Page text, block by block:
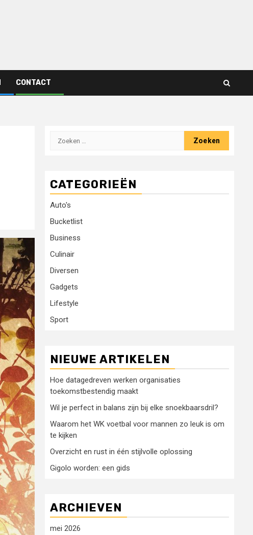
CONTACT
Zoeken
CATEGORIEËN
Auto's
Bucketlist
Business
Culinair
Diversen
Gadgets
Lifestyle
Sport
NIEUWE ARTIKELEN
Hoe datagedreven werken organisaties
toekomstbestendig maakt
Wil je perfect in balans zijn bij elke snoekbaarsdril?
Waarom het WK voetbal voor mannen zo leuk is om
te kijken
Overzicht en rust in één stijlvolle oplossing
Gigolo worden: een gids
ARCHIEVEN
mei 2026